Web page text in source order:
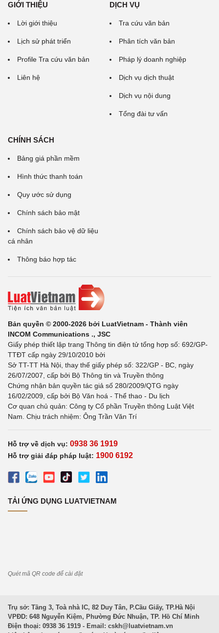
GIỚI THIỆU
Lời giới thiệu
Lịch sử phát triển
Profile Tra cứu văn bản
Liên hệ
DỊCH VỤ
Tra cứu văn bản
Phân tích văn bản
Pháp lý doanh nghiệp
Dịch vụ dịch thuật
Dịch vụ nội dung
Tổng đài tư vấn
CHÍNH SÁCH
Bảng giá phần mềm
Hình thức thanh toán
Quy ước sử dụng
Chính sách bảo mật
Chính sách bảo vệ dữ liệu
cá nhân
Thông báo hợp tác
Bản quyền © 2000-2026 bởi LuatVietnam - Thành viên
INCOM Communications ., JSC
Giấy phép thiết lập trang Thông tin điện tử tổng hợp số: 692/GP-
TTĐT cấp ngày 29/10/2010 bởi
Sở TT-TT Hà Nội, thay thế giấy phép số: 322/GP - BC, ngày
26/07/2007, cấp bởi Bộ Thông tin và Truyền thông
Chứng nhận bản quyền tác giả số 280/2009/QTG ngày
16/02/2009, cấp bởi Bộ Văn hoá - Thể thao - Du lịch
Cơ quan chủ quản: Công ty Cổ phần Truyền thông Luật Việt
Nam. Chịu trách nhiệm: Ông Trần Văn Trí
Hỗ trợ về dịch vụ: 0938 36 1919
Hỗ trợ giải đáp pháp luật: 1900 6192
TẢI ỨNG DỤNG LUATVIETNAM
Quét mã QR code để cài đặt
Trụ sở: Tầng 3, Toà nhà IC, 82 Duy Tân, P.Cầu Giấy, TP.Hà Nội
VPĐD: 648 Nguyễn Kiệm, Phường Đức Nhuận, TP. Hồ Chí Minh
Điện thoại: 0938 36 1919 - Email: cskh@luatvietnam.vn